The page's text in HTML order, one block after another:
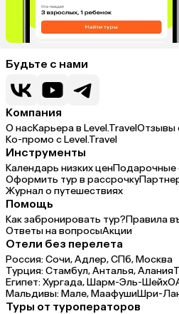
Будьте с нами
Компания
О насКарьера в Level.TravelОтзывы
Ко-промо с Level.Travel
Инструменты
Календарь низких ценПодарочные
Оформить тур в рассрочку
Журнал о путешествиях
Помощь
Как забронировать тур?Правила
Ответы на вопросыАкции
Отели без перелета
Россия:Сочи,Адлер,СПб,Москва
Турция:Стамбул,Анталья,Алания
Египет:Хургада,Шарм-Эль-Шейх
Мальдивы:Мале,МаафушиШри-
Туры от туроператоров